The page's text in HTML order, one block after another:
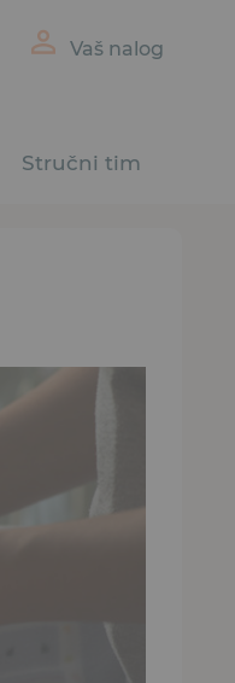
Vaš nalog
Stručni tim